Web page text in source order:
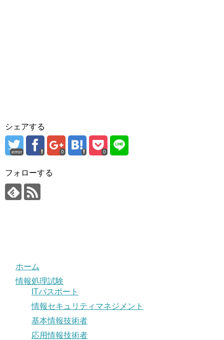
シェアする
error 0 0
フォローする
ホーム
情報処理試験
ITパスポート
情報セキュリティマネジメント
基本情報技術者
応用情報技術者